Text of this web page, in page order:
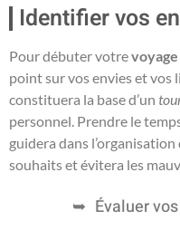
Identifier vos
Pour débuter votre
point sur vos envies et
constituera la base d’un
personnel. Prendre le
guidera dans
souhaits et évitera les
Évaluer